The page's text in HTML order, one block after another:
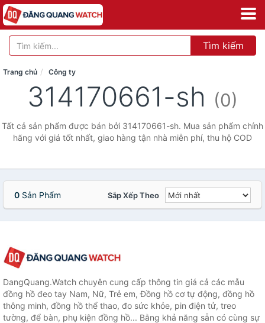
Tìm kiếm
Trang chủ Công ty
314170661-sh (0)
Tất cả sản phẩm được bán bởi 314170661-sh. Mua sản phẩm chính
hãng với giá tốt nhất, giao hàng tận nhà miễn phí, thu hộ COD
0 Sản Phẩm Sắp Xếp Theo
DangQuang.Watch chuyên cung cấp thông tin giá cả các mẫu
đồng hồ đeo tay Nam, Nữ, Trẻ em, Đồng hồ cơ tự động, đồng hồ
thông minh, đồng hồ thể thao, đo sức khỏe, pin điện tử, treo
tường, để bàn, phụ kiện đồng hồ... Bằng khả năng sẵn có cùng sự